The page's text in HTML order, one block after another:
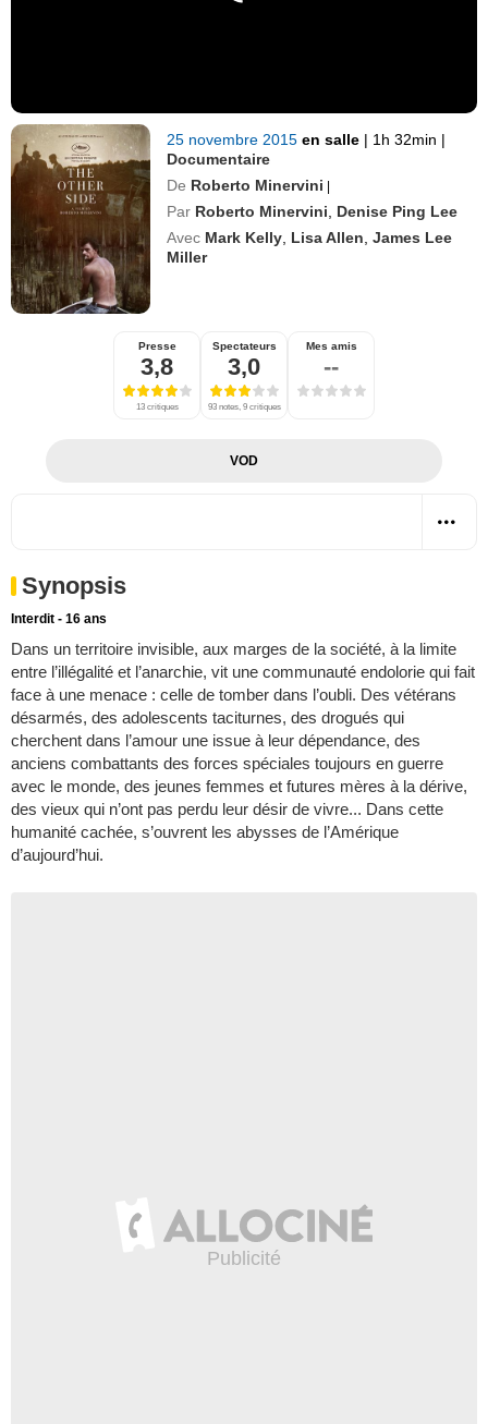
25 novembre 2015en salle | 1h 32min |
Documentaire
De Roberto Minervini |
Par Roberto Minervini
Denise Ping Lee
Avec Mark Kelly Lisa Allen ,James Lee
Miller
Presse
3,8
13 critiques
Spectateurs
3,0
93 notes, 9 critiques
Mes amis
--
VOD
Synopsis
Interdit - 16 ans
Dans un territoire invisible, aux marges de la société, à la limite
entre l’illégalité et l’anarchie, vit une communauté endolorie qui fait
face à une menace : celle de tomber dans l’oubli. Des vétérans
désarmés, des adolescents taciturnes, des drogués qui
cherchent dans l’amour une issue à leur dépendance, des
anciens combattants des forces spéciales toujours en guerre
avec le monde, des jeunes femmes et futures mères à la dérive,
des vieux qui n’ont pas perdu leur désir de vivre... Dans cette
humanité cachée, s’ouvrent les abysses de l’Amérique
d’aujourd’hui.